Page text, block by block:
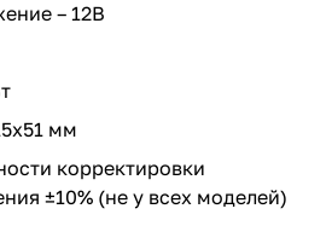
– 12В
мм
корректировки
±10% (не у всех моделей)